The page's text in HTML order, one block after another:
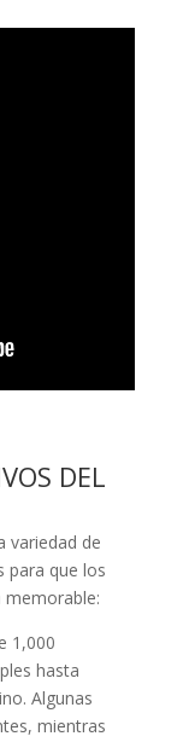
DEL
variedad de
para que los
memorable:
1,000
hasta
Algunas
mientras